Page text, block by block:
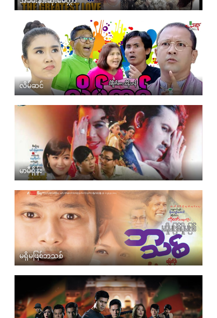
လိမ်ဆင်
မာမီရှိန်း
မရှိမဖြစ်ဘသစ်